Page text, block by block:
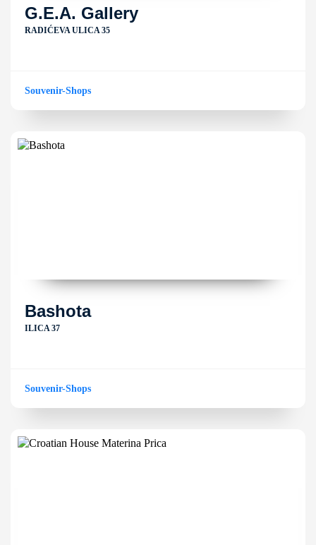
G.E.A. Gallery
RADIĆEVA ULICA 35
Souvenir-Shops
Bashota
ILICA 37
Souvenir-Shops